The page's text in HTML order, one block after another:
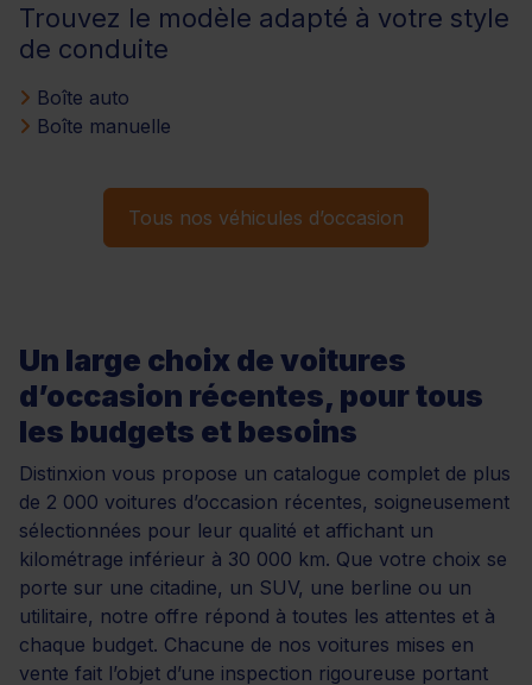
Trouvez le modèle adapté à votre style
de conduite
Boîte auto
Boîte manuelle
Tous nos véhicules d’occasion
Un large choix de voitures
d’occasion récentes, pour tous
les budgets et besoins
Distinxion vous propose un catalogue complet de plus
de 2 000 voitures d’occasion récentes, soigneusement
sélectionnées pour leur qualité et affichant un
kilométrage inférieur à 30 000 km. Que votre choix se
porte sur une citadine, un SUV, une berline ou un
utilitaire, notre offre répond à toutes les attentes et à
chaque budget. Chacune de nos voitures mises en
vente fait l’objet d’une inspection rigoureuse portant